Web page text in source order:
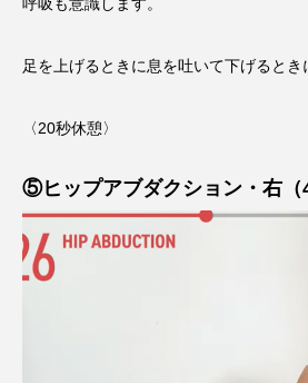
呼吸も意識します。
足を上げるときに息を吐いて下げるとき
〈20秒休憩〉
⑤ヒップアブダクション・右（